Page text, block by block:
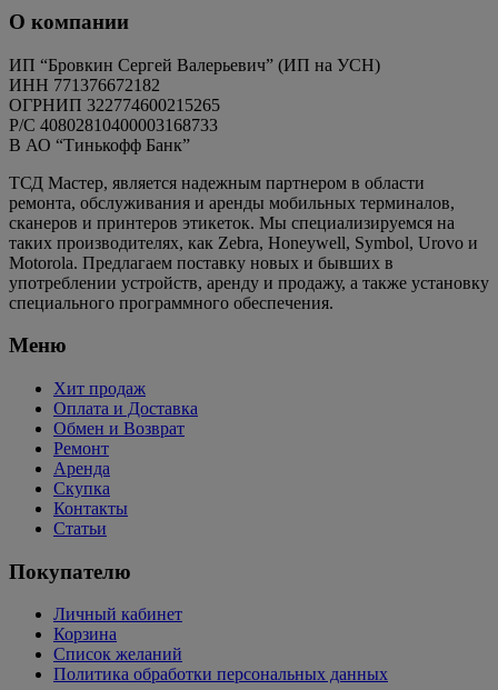
О компании
ИП “Бровкин Сергей Валерьевич” (ИП на УСН)
ИНН 771376672182
ОГРНИП 322774600215265
P/C 40802810400003168733
В АО “Тинькофф Банк”
ТСД Мастер, является надежным партнером в области
ремонта, обслуживания и аренды мобильных терминалов,
сканеров и принтеров этикеток. Мы специализируемся на
таких производителях, как Zebra, Honeywell, Symbol, Urovo и
Motorola. Предлагаем поставку новых и бывших в
употреблении устройств, аренду и продажу, а также установку
специального программного обеспечения.
Меню
Хит продаж
Оплата и Доставка
Обмен и Возврат
Ремонт
Аренда
Скупка
Контакты
Статьи
Покупателю
Личный кабинет
Корзина
Список желаний
Политика обработки персональных данных